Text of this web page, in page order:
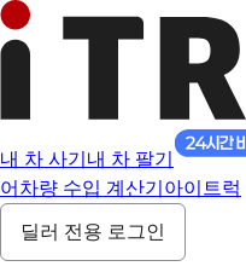
내 차 사기 내 차 팔기
어 차량 수입 계산기 아이트럭
딜러 전용 로그인